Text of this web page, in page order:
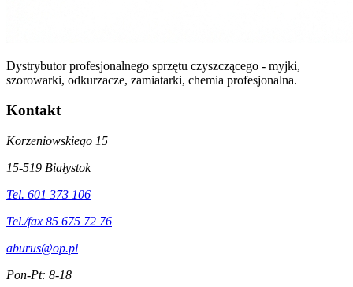
Dystrybutor profesjonalnego sprzętu czyszczącego - myjki,
szorowarki, odkurzacze, zamiatarki, chemia profesjonalna.
Kontakt
Korzeniowskiego 15
15-519 Białystok
Tel. 601 373 106
Tel./fax 85 675 72 76
aburus@op.pl
Pon-Pt: 8-18